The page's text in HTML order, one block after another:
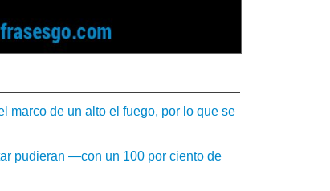
marco de un alto el fuego, por lo que se
pudieran —con un 100 por ciento de